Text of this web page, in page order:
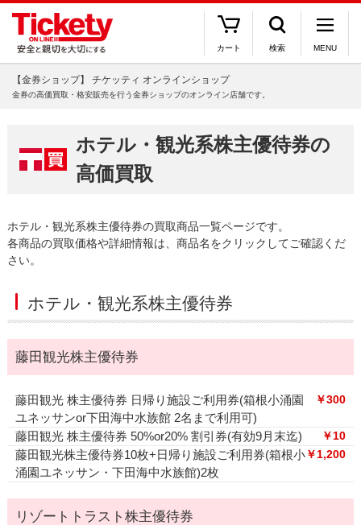
カート 検索 MENU
【金券ショップ】 チケッティ オンラインショップ
金券の高価買取・格安販売を行う金券ショップのオンライン店舗です。
ホテル・観光系株主優待券の
高価買取
ホテル・観光系株主優待券の買取商品一覧ページです。
各商品の買取価格や詳細情報は、商品名をクリックしてご確認くだ
さい。
ホテル・観光系株主優待券
藤田観光株主優待券
藤田観光 株主優待券 日帰り施設ご利用券(箱根小涌園
ユネッサンor下田海中水族館 2名まで利用可)
￥300
藤田観光 株主優待券 50%or20% 割引券(有効9月末迄) ￥10
藤田観光株主優待券10枚+日帰り施設ご利用券(箱根小
涌園ユネッサン・下田海中水族館)2枚
￥1,200
リゾートトラスト株主優待券